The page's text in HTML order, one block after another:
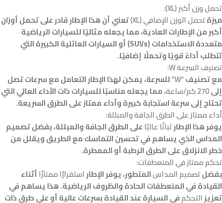
تحمل وزن أكبر (XL):
ميزةتحمل الوزن الإضافي (XL)
تعني أن هذا الإطار قادر على تحمل أوزان
أكبر من الإطارات العادية، مما يجعله مثاليًا للسيارات الرياضية
متعددة الاستخدامات (SUVs) أو السيارات العائلية الكبيرة التي
تتطلب أداءً قويًا وتحملًا إضافيًا.
تصنيف السرعة W:
مع تصنيف“W”
للسرعة، يمكن لهذا الإطار التعامل مع سرعات تصل
إلى270 كم/ساعة
، مما يجعله مناسبًا للسيارات ذات الأداء العالي التي
تحتاج إلى سرعة استجابة كبيرة وأداء ممتاز على الطرق السريعة.
أداء ممتاز على الطرق الجافة والمبللة:
يوفر هذا الإطارثباتًا عاليًاعلى الطرق الجافة والمبللة، بفضل تصميم
المداس الذي يساهم في تحسين التماسك مع الطريق ويقلل من
خطر الانزلاق على الطرق الرطبة أو الممطرة.
تحكم ممتاز في المنعطفات:
بفضلتصميم المداسالمتطور، يوفر الإطار استقرارًا ممتازًاأثناء
القيادة في المنعطفات الحادة والظروف الرياضية. هذا يساهم في
تعزيز التحكمفي السيارة عند القيادة بسرعات عالية أو على طرق ذات